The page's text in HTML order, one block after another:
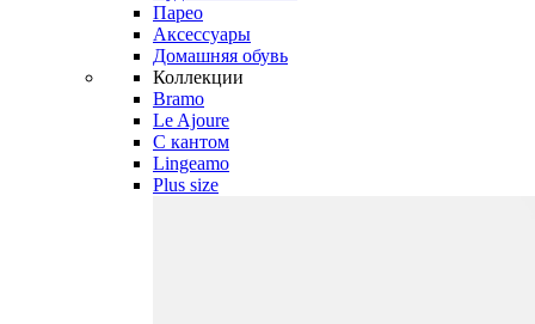
Парео
Аксессуары
Домашняя обувь
Коллекции
Bramo
Le Ajoure
С кантом
Lingeamo
Plus size